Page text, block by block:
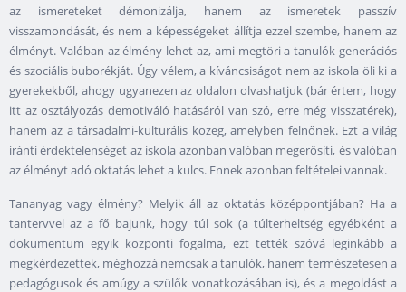
az ismereteket démonizálja, hanem az ismeretek passzív
visszamondását, és nem a képességeket állítja ezzel szembe, hanem az
élményt. Valóban az élmény lehet az, ami megtöri a tanulók generációs
és szociális buborékját. Úgy vélem, a kíváncsiságot nem az iskola öli ki a
gyerekekből, ahogy ugyanezen az oldalon olvashatjuk (bár értem, hogy
itt az osztályozás demotiváló hatásáról van szó, erre még visszatérek),
hanem az a társadalmi-kulturális közeg, amelyben felnőnek. Ezt a világ
iránti érdektelenséget az iskola azonban valóban megerősíti, és valóban
az élményt adó oktatás lehet a kulcs. Ennek azonban feltételei vannak.
Tananyag vagy élmény? Melyik áll az oktatás középpontjában? Ha a
tantervvel az a fő bajunk, hogy túl sok (a túlterheltség egyébként a
dokumentum egyik központi fogalma, ezt tették szóvá leginkább a
megkérdezettek, méghozzá nemcsak a tanulók, hanem természetesen a
pedagógusok és amúgy a szülők vonatkozásában is), és a megoldást a